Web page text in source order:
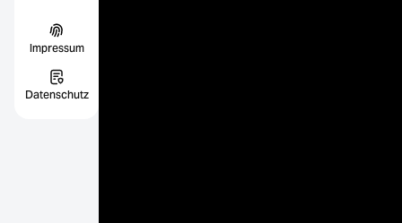
Impressum
Datenschutz